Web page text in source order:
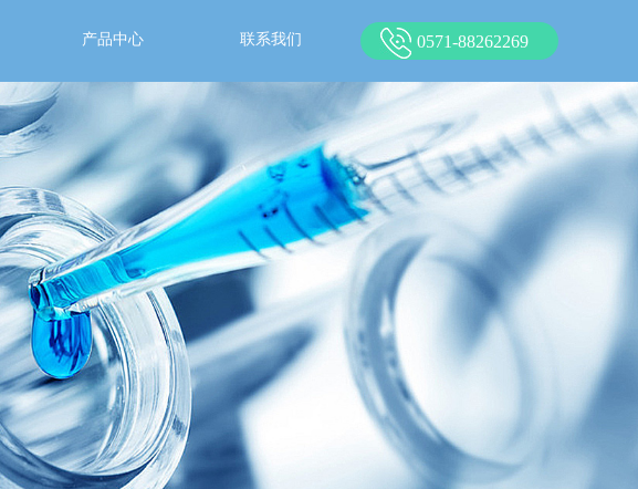
产品中心 联系我们 0571-88262269